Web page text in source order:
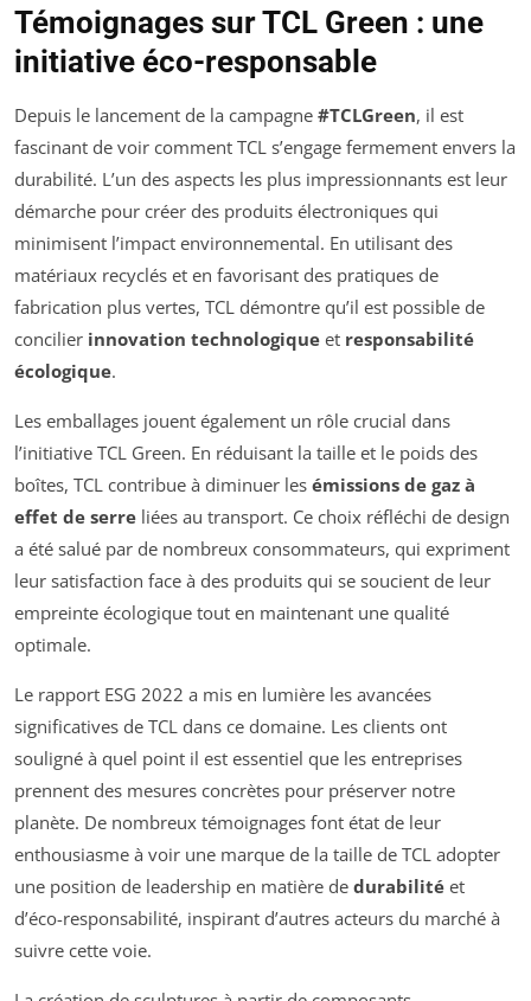
Témoignages sur TCL Green : une
initiative éco-responsable
Depuis le lancement de la campagne #TCLGreen, il est
fascinant de voir comment TCL s’engage fermement envers la
durabilité. L’un des aspects les plus impressionnants est leur
démarche pour créer des produits électroniques qui
minimisent l’impact environnemental. En utilisant des
matériaux recyclés et en favorisant des pratiques de
fabrication plus vertes, TCL démontre qu’il est possible de
concilier innovation technologique et responsabilité
écologique.
Les emballages jouent également un rôle crucial dans
l’initiative TCL Green. En réduisant la taille et le poids des
boîtes, TCL contribue à diminuer les émissions de gaz à
effet de serre liées au transport. Ce choix réfléchi de design
a été salué par de nombreux consommateurs, qui expriment
leur satisfaction face à des produits qui se soucient de leur
empreinte écologique tout en maintenant une qualité
optimale.
Le rapport ESG 2022 a mis en lumière les avancées
significatives de TCL dans ce domaine. Les clients ont
souligné à quel point il est essentiel que les entreprises
prennent des mesures concrètes pour préserver notre
planète. De nombreux témoignages font état de leur
enthousiasme à voir une marque de la taille de TCL adopter
une position de leadership en matière de durabilité et
d’éco-responsabilité, inspirant d’autres acteurs du marché à
suivre cette voie.